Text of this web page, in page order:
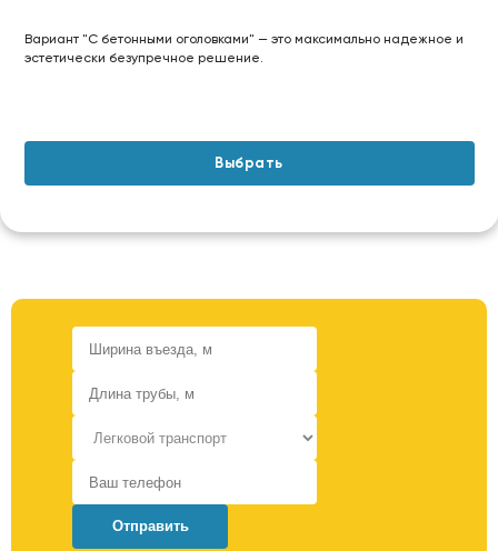
Вариант "С бетонными оголовками" — это максимально надежное и
эстетически безупречное решение.
Выбрать
Отправить